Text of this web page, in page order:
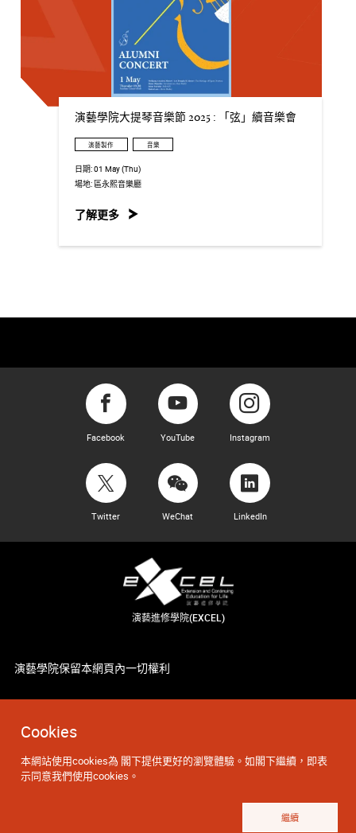
Cookies
本網站使用cookies為 閣下提供更好的瀏覽體驗。如閣下繼續，即表
示同意我們使用cookies。
繼續
演藝學院大提琴音樂節 2025 : 「弦」續音樂會
演藝製作 音樂
日期:01 May (Thu)
場地:區永熙音樂廳
了解更多
Facebook YouTube Instagram
Twitter WeChat LinkedIn
演藝進修學院(EXCEL)
演藝學院保留本網頁內一切權利